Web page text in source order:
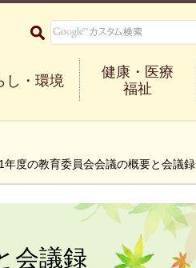
し・環境
健康・医療
福祉
年度の教育委員会会議の概要と会議録
会議録